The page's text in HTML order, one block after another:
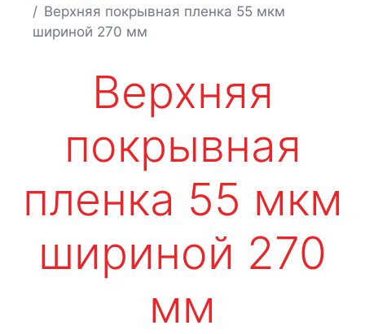
Верхняя покрывная пленка 55 мкм
шириной 270 мм
Верхняя
покрывная
пленка 55 мкм
шириной 270
мм